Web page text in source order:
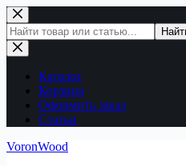
Перейти
к
сути
Поиск
по
сайту
Каталог
Корзина
Оформить заказ
Статьи
VoronWood